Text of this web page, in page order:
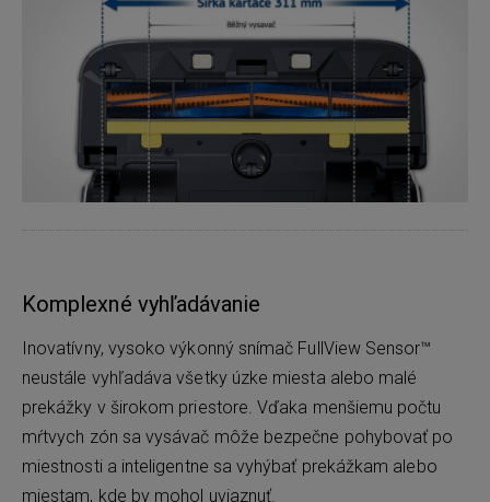
Komplexné vyhľadávanie
Inovatívny, vysoko výkonný snímač FullView Sensor™
neustále vyhľadáva všetky úzke miesta alebo malé
prekážky v širokom priestore. Vďaka menšiemu počtu
mŕtvych zón sa vysávač môže bezpečne pohybovať po
miestnosti a inteligentne sa vyhýbať prekážkam alebo
miestam, kde by mohol uviaznuť.